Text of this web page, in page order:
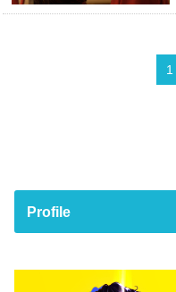
1
Profile